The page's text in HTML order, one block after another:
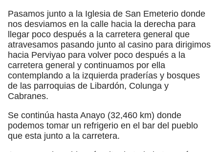
Pasamos junto a la Iglesia de San Emeterio donde
nos desviamos en la calle hacia la derecha para
llegar poco después a la carretera general que
atravesamos pasando junto al casino para dirigimos
hacia Perviyao para volver poco después a la
carretera general y continuamos por ella
contemplando a la izquierda praderías y bosques
de las parroquias de Libardón, Colunga y
Cabranes.
Se continúa hasta Anayo (32,460 km) donde
podemos tomar un refrigerio en el bar del pueblo
que esta junto a la carretera.